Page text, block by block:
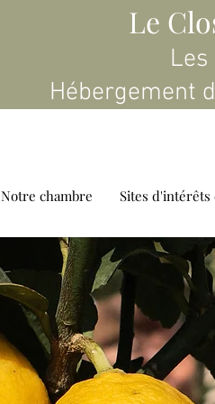
Le
Hébergement
Notre chambre Sites d'intérêts